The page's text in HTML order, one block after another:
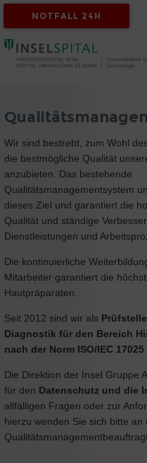
NOTFALL 24H
Wir sind bestrebt, zum Wohl
die bestmögliche Qualität
anzubieten. Das bestehende
Qualitätsmanagementsystem
dieses Ziel und garantiert die
Qualität und ständige
Dienstleistungen und
Die kontinuierliche
Mitarbeiter garantiert die
Hautpräparaten.
Seit 2012 sind wir als
Diagnostik für den Bereich
nach der Norm ISO/IEC
Die Direktion der Insel Gruppe
für den Datenschutz und die
allfälligen Fragen oder zur
hierzu wenden Sie sich bitte an